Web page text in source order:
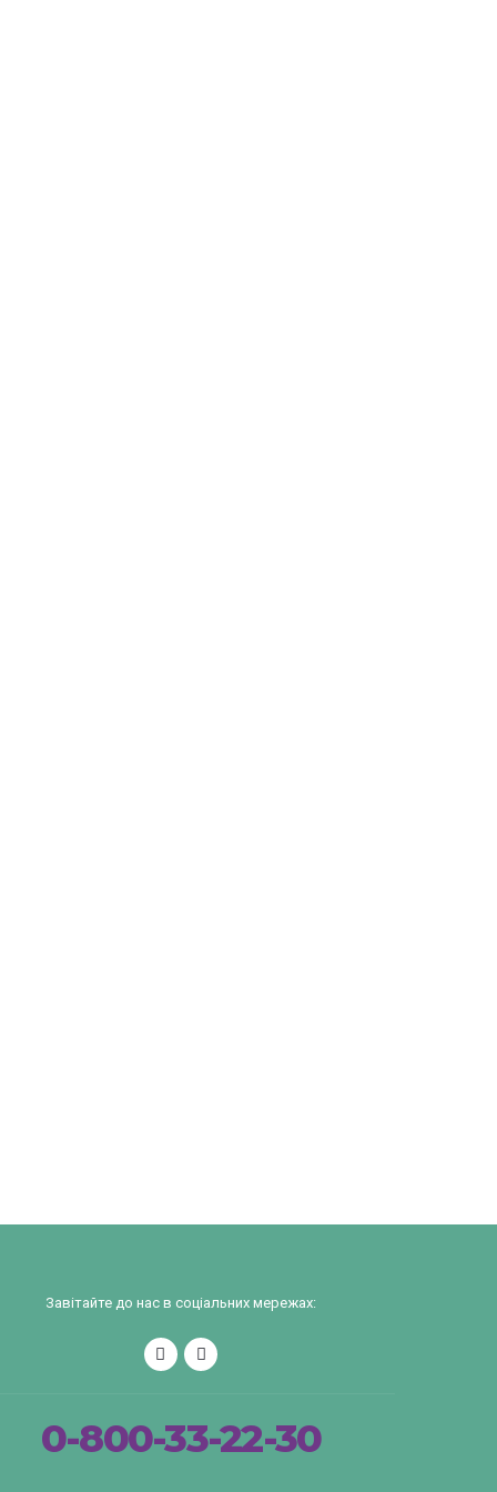
Завітайте до нас в соціальних мережах:
0-800-33-22-30